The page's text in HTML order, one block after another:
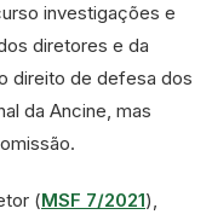
investigações e
diretores e da
direito de defesa dos
da Ancine, mas
(MSF 7/2021),